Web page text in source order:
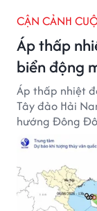
CẬN CẢNH
Áp thấp
biển động
Áp thấp nhiệt
Tây đảo Hải
hướng Đông
thống này suy